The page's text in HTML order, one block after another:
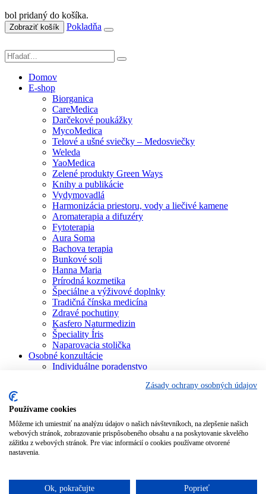
bol pridaný do košíka.
Zobraziť košík Pokladňa
Domov
E-shop
Biorganica
CareMedica
Darčekové poukážky
MycoMedica
Telové a ušné sviečky – Medosviečky
Weleda
YaoMedica
Zelené produkty Green Ways
Knihy a publikácie
Vydymovadlá
Harmonizácia priestoru, vody a liečivé kamene
Aromaterapia a difuzéry
Fytoterapia
Aura Soma
Bachova terapia
Bunkové soli
Hanna Maria
Prírodná kozmetika
Špeciálne a výživové doplnky
Tradičná čínska medicína
Zdravé pochutiny
Kasfero Naturmedizin
Špeciality Íris
Naparovacia stolička
Osobné konzultácie
Individuálne poradenstvo
Aromaterapia
Homeopatia
Individuálna a partnerská numerológia
Numerológia – kľúč života
Blog
Zásady ochrany osobných údajov
Používame cookies
Môžeme ich umiestniť na analýzu údajov o našich návštevníkoch, na zlepšenie našich
webových stránok, zobrazovanie prispôsobeného obsahu a na poskytovanie skvelého
zážitku z webových stránok. Pre viac informácií o cookies používame otvorené
nastavenia.
Ok, pokračujte Poprieť